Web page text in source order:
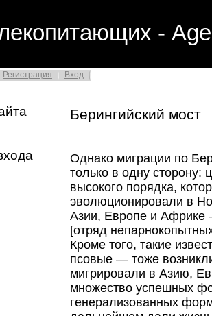
-
Регистрация Вход
Берингийский мост
Однако миграции по
только в одну
высокого порядка,
эволюционировали в
Азии, Европе и Африке
[отряд
Кроме того, такие
псовые — тоже
мигрировали в Азию,
множество успешных
генерализованных